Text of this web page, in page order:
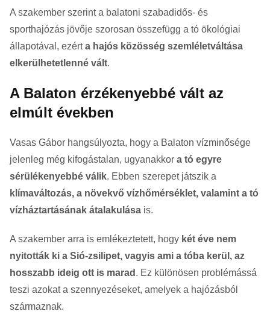
A szakember szerint a balatoni szabadidős- és
sporthajózás jövője szorosan összefügg a tó ökológiai
állapotával, ezérta hajós közösség szemléletváltása
elkerülhetetlenné vált.
A Balaton érzékenyebbé vált az
elmúlt években
Vasas Gábor hangsúlyozta, hogy a Balaton vízminősége
jelenleg még kifogástalan, ugyanakkor a tó egyre
sérülékenyebbé válik. Ebben szerepet játszik a
klímaváltozás, a növekvő vízhőmérséklet, valamint a tó
vízháztartásának átalakulása is.
A szakember arra is emlékeztetett, hogy két éve nem
nyitották ki a Sió-zsilipet, vagyis ami a tóba kerül, az
hosszabb ideig ott is marad . Ez különösen problémássá
teszi azokat a szennyezéseket, amelyek a hajózásból
származnak.